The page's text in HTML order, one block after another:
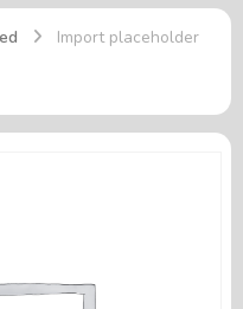
Import placeholder